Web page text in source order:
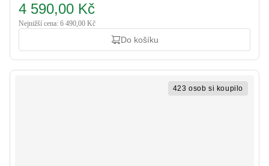
4 590,00 Kč
Nejnižší cena: 6 490,00 Kč
Do košíku
423 osob si koupilo